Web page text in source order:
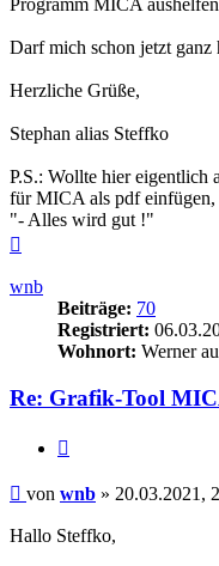
Programm MICA
Darf mich schon jetzt ganz
Herzliche Grüße,
Stephan alias Steffko
P.S.: Wollte hier eigentlich
für MICA als pdf einfügen,
"- Alles wird gut !"
wnb
Beiträge: 70
Registriert:
Wohnort: Werner
Re: Grafik-Tool
Beitrag
von wnb » 20.03.2021,
Hallo Steffko,